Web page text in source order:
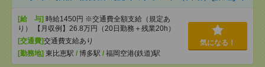
[給 与] 時給1450円 ※交通費全額支給（規定あ
り） 【月収例】26.8万円（20日勤務＋残業20h）
[交通費]交通費支給あり
[勤務地] 東比恵駅 / 博多駅 / 福岡空港(鉄道)駅
気になる！